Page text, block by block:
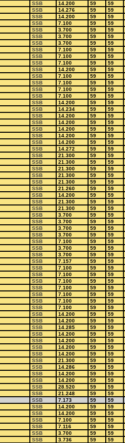
SSB 14.200 59 59
SSB 14.276 59 59
SSB 14.200 59 59
SSB 7.100 59 59
SSB 3.700 59 59
SSB 3.700 59 59
SSB 3.700 59 59
SSB 7.100 59 59
SSB 7.100 59 59
SSB 7.100 59 59
SSB 14.200 59 59
SSB 7.100 59 59
SSB 7.100 59 59
SSB 7.100 59 59
SSB 7.100 59 59
SSB 14.200 59 59
SSB 14.234 59 59
SSB 14.200 59 59
SSB 14.200 59 59
SSB 14.200 59 59
SSB 14.200 59 59
SSB 14.200 59 59
SSB 14.272 59 59
SSB 21.300 59 59
SSB 21.300 59 59
SSB 21.300 59 59
SSB 21.300 59 59
SSB 21.300 59 59
SSB 21.260 59 59
SSB 14.200 59 59
SSB 21.300 59 59
SSB 21.300 59 59
SSB 3.700 59 59
SSB 3.700 59 59
SSB 3.700 59 59
SSB 3.700 59 59
SSB 7.100 59 59
SSB 3.700 59 59
SSB 3.700 59 59
SSB 7.157 59 59
SSB 7.100 59 59
SSB 7.100 59 59
SSB 7.100 59 59
SSB 7.100 59 59
SSB 7.100 59 59
SSB 7.100 59 59
SSB 7.100 59 59
SSB 14.200 59 59
SSB 14.200 59 59
SSB 14.285 59 59
SSB 14.200 59 59
SSB 14.200 59 59
SSB 14.200 59 59
SSB 14.200 59 59
SSB 21.300 59 59
SSB 14.286 59 59
SSB 14.200 59 59
SSB 14.200 59 59
SSB 28.520 59 59
SSB 21.248 59 59
SSB 7.173 59 59
SSB 14.200 59 59
SSB 14.200 59 59
SSB 7.100 59 59
SSB 7.116 59 59
SSB 3.700 59 59
SSB 3.736 59 59